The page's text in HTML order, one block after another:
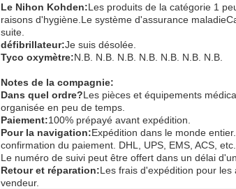
Le Nihon Kohden:Les produits de la catégorie 1
raisons d'hygiène.Le système d'assurance
suite.
défibrillateur:Je suis désolée.
Tyco oxymètre:N.B. N.B. N.B. N.B. N.B. N.B. N.B.
Notes de la compagnie:
Dans quel ordre?Les pièces et équipements
organisée en peu de temps.
Paiement:100% prépayé avant expédition.
Pour la navigation:Expédition dans le monde
confirmation du paiement. DHL, UPS, EMS, ACS,
Le numéro de suivi peut être offert dans un délai
Retour et réparation:Les frais d'expédition pour
vendeur.